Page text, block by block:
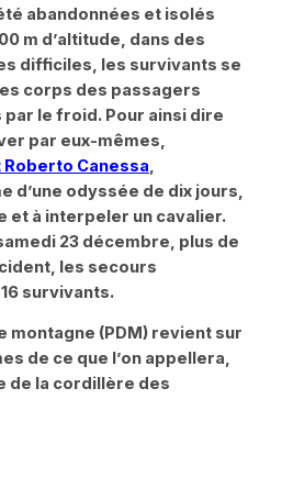
abandonnées et isolés
m d’altitude, dans des
difficiles, les survivants se
corps des passagers
le froid. Pour ainsi dire
par eux-mêmes,
Canessa,
d’une odyssée de dix jours,
et à interpeler un cavalier.
23 décembre, plus de
les secours
survivants.
montagne (PDM) revient sur
de ce que l’on appellera,
de la cordillère des